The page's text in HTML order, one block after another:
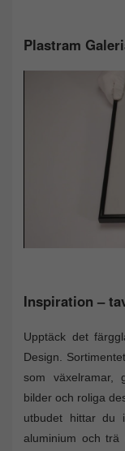
Plastram
Inspiration –
Upptäck det
Design.
som växelramar,
bilder och roliga
utbudet hittar du
aluminium och trä